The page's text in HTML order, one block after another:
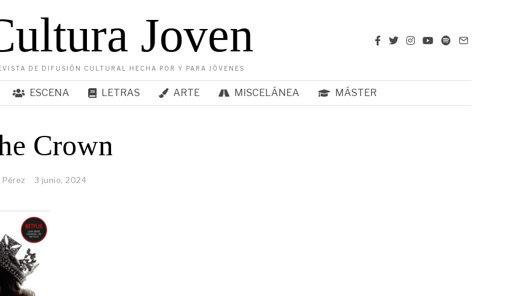
Joven
DE DIFUSIÓN CULTURAL HECHA POR Y PARA JÓVENES
ESCENA LETRAS ARTE MISCELÁNEA MÁSTER
Crown
Pérez 3 junio, 2024